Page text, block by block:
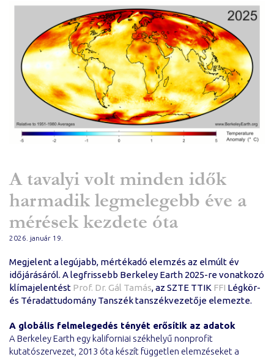
A tavalyi volt minden idők
harmadik legmelegebb éve a
mérések kezdete óta
2026. január 19.
Megjelent a legújabb, mértékadó elemzés az elmúlt év
időjárásáról. A legfrissebb Berkeley Earth 2025-re vonatkozó
klímajelentést Prof. Dr. Gál Tamás, az SZTE TTIK FFI Légkör-
és Téradattudomány Tanszék tanszékvezetője elemezte.
A globális felmelegedés tényét erősítik az adatok
A Berkeley Earth egy kaliforniai székhelyű nonprofit
kutatószervezet, 2013 óta készít független elemzéseket a